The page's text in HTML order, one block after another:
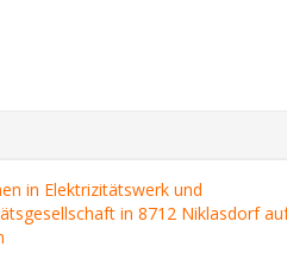
in Elektrizitätswerk und
in 8712 Niklasdorf